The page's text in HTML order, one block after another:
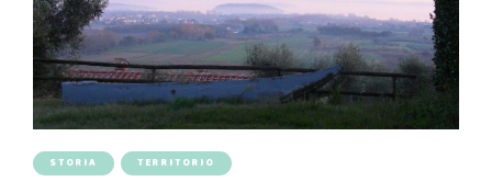
STORIA TERRITORIO